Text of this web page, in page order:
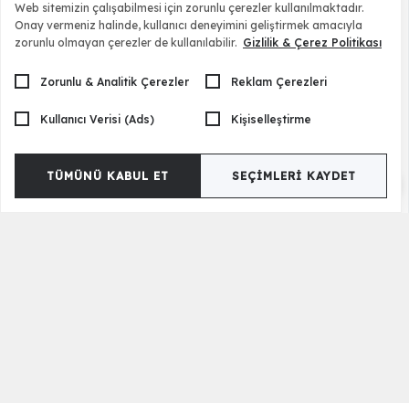
Web sitemizin çalışabilmesi için zorunlu çerezler kullanılmaktadır.
Onay vermeniz halinde, kullanıcı deneyimini geliştirmek amacıyla
zorunlu olmayan çerezler de kullanılabilir. Gizlilik & Çerez Politikası
Zorunlu & Analitik Çerezler Reklam Çerezleri
Kullanıcı Verisi (Ads) Kişiselleştirme
TÜMÜNÜ KABUL ET SEÇIMLERI KAYDET